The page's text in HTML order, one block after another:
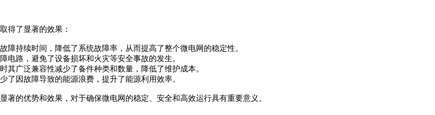
得了显著的效果：
持续时间，降低了系统故障率，从而提高了整个微电网的稳定性。
路，避免了设备损坏和火灾等安全事故的发生。
广泛兼容性减少了备件种类和数量，降低了维护成本。
因故障导致的能源浪费，提升了能源利用效率。
的优势和效果，对于确保微电网的稳定、安全和高效运行具有重要意义。